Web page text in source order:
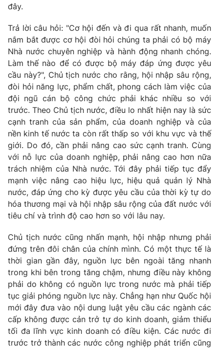
Video
VTV Money VTV Thể thao
VTV Sức khoẻ Bất động sản
Thị trường 24h Tấm lòng Việt
VTV4 Vươn mình bằng AI
VTV9 VTV8
Liên hệ tòa soạn English
THỜI BÁO VTV
Theo dõi báo trên
Cơ quan chủ quản:Đài Truyền hình Việt Nam
Cơ quan báo chí:Thời báo VTV
Giấy phép hoạt động báo in và báo điện tử số 483/GP-BTTTT
cấp ngày 29/12/2023
Tổng Biên tập:Vũ Thanh Thủy
đây.
Trả lời câu hỏi: "Cơ hội đến và đi qua rất nhanh, muốn
nắm bắt được cơ hội đòi hỏi chúng ta phải có bộ máy
Nhà nước chuyên nghiệp và hành động nhanh chóng.
Làm thế nào để có được bộ máy đáp ứng được yêu
cầu này?", Chủ tịch nước cho rằng, hội nhập sâu rộng,
đòi hỏi năng lực, phẩm chất, phong cách làm việc của
đội ngũ cán bộ công chức phải khác nhiều so với
trước. Theo Chủ tịch nước, điều lo nhất hiện nay là sức
cạnh tranh của sản phẩm, của doanh nghiệp và của
nền kinh tế nước ta còn rất thấp so với khu vực và thế
giới. Do đó, cần phải nâng cao sức cạnh tranh. Cùng
với nỗ lực của doanh nghiệp, phải nâng cao hơn nữa
trách nhiệm của Nhà nước. Tới đây phải tiếp tục đẩy
mạnh việc nâng cao hiệu lực, hiệu quả quản lý Nhà
nước, đáp ứng cho kỳ được yêu cầu của thời kỳ tự do
hóa thương mại và hội nhập sâu rộng của đất nước với
tiêu chí và trình độ cao hơn so với lâu nay.
Chủ tịch nước cũng nhấn mạnh, hội nhập nhưng phải
đứng trên đôi chân của chính mình. Có một thực tế là
thời gian gần đây, nguồn lực bên ngoài tăng nhanh
trong khi bên trong tăng chậm, nhưng điều này không
phải do không có nguồn lực trong nước mà phải tiếp
tục giải phóng nguồn lực này. Chẳng hạn như Quốc hội
mới đây đưa vào nội dung luật yêu cầu các ngành các
cấp không được cản trở tự do kinh doanh, giảm thiểu
tối đa lĩnh vực kinh doanh có điều kiện. Các nước đi
trước trở thành các nước công nghiệp phát triển cũng